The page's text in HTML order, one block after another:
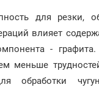
для резки,
влияет
-
меньше
обработки